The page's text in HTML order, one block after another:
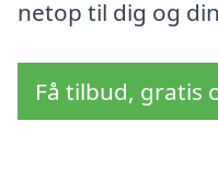
netop til dig og
Få tilbud, gratis